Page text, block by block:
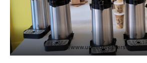
https://